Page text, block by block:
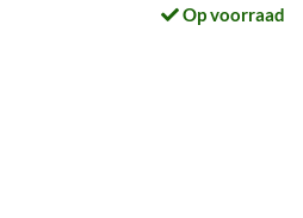
Op voorraad